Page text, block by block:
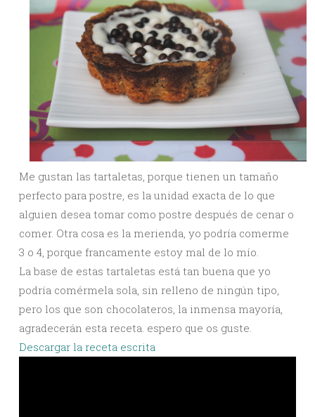
Me gustan las tartaletas, porque tienen un tamaño
perfecto para postre, es la unidad exacta de lo que
alguien desea tomar como postre después de cenar o
comer. Otra cosa es la merienda, yo podría comerme
3 o 4, porque francamente estoy mal de lo mío.
La base de estas tartaletas está tan buena que yo
podría comérmela sola, sin relleno de ningún tipo,
pero los que son chocolateros, la inmensa mayoría,
agradecerán esta receta. espero que os guste.
Descargar la receta escrita